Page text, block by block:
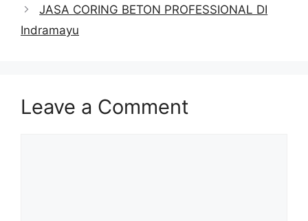
JASA CORING BETON PROFESSIONAL DI
Indramayu
Leave a Comment